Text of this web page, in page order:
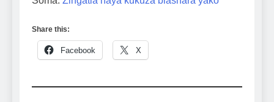
Share this:
Facebook X